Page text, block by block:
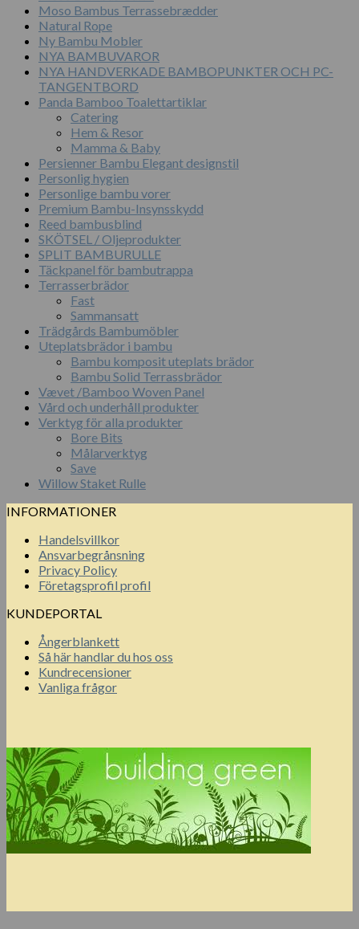
Moso Bambus Terrassebrædder
Natural Rope
Ny Bambu Mobler
NYA BAMBUVAROR
NYA HANDVERKADE BAMBOPUNKTER OCH PC-
TANGENTBORD
Panda Bamboo Toalettartiklar
Catering
Hem & Resor
Mamma & Baby
Persienner Bambu Elegant designstil
Personlig hygien
Personlige bambu vorer
Premium Bambu-Insynsskydd
Reed bambusblind
SKÖTSEL / Oljeprodukter
SPLIT BAMBURULLE
Täckpanel för bambutrappa
Terrasserbrädor
Fast
Sammansatt
Trädgårds Bambumöbler
Uteplatsbrädor i bambu
Bambu komposit uteplats brädor
Bambu Solid Terrassbrädor
Vævet /Bamboo Woven Panel
Vård och underhåll produkter
Verktyg för alla produkter
Bore Bits
Målarverktyg
Save
Willow Staket Rulle
INFORMATIONER
Handelsvillkor
Ansvarbegrånsning
Privacy Policy
Företagsprofil profil
KUNDEPORTAL
Ångerblankett
Så här handlar du hos oss
Kundrecensioner
Vanliga frågor